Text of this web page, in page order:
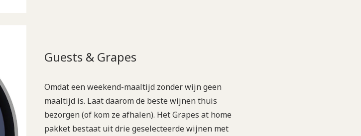
Guests & Grapes
Omdat een weekend-maaltijd zonder wijn geen
maaltijd is. Laat daarom de beste wijnen thuis
bezorgen (of kom ze afhalen). Het Grapes at home
pakket bestaat uit drie geselecteerde wijnen met